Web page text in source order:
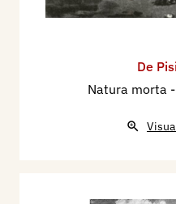
De
Natura morta